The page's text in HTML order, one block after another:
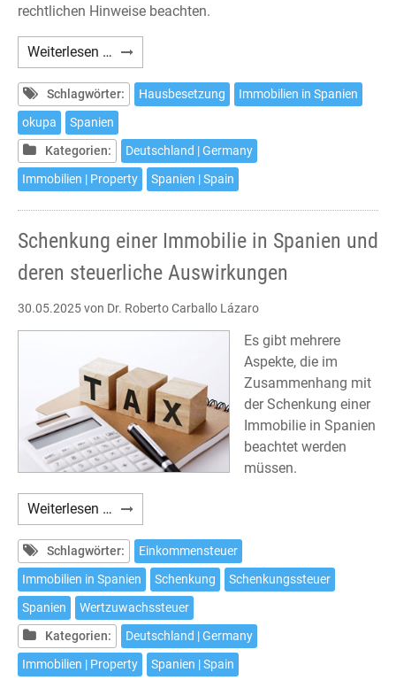
rechtlichen Hinweise beachten.
Weiterlesen … Haus-
und
Wohnungsbesetzungen
in
Spanien
–
Was
Schlagwörter: Hausbesetzung
Immobilien in Spanien
okupa
Spanien
Kategorien:
Deutschland | Germany
Immobilien | Property
Spanien | Spain
Schenkung einer Immobilie in Spanien und
deren steuerliche Auswirkungen
30.05.2025von Dr. Roberto Carballo Lázaro
Es gibt mehrere
Aspekte, die im
Zusammenhang mit
der Schenkung einer
Immobilie in Spanien
beachtet werden
müssen.
Weiterlesen … Schenkung
einer
Immobilie
in
Spanien
und
deren
steuerliche
Auswirkungen
Schlagwörter:
Einkommensteuer
Immobilien in Spanien
Schenkung
Schenkungssteuer
Spanien
Wertzuwachssteuer
Kategorien:
Deutschland | Germany
Immobilien | Property
Spanien | Spain